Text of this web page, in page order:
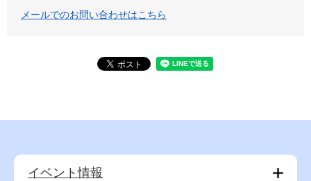
メールでのお問い合わせはこちら
イベント情報